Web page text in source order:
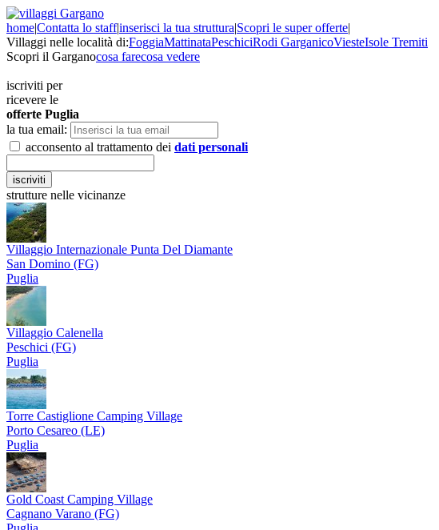
home|Contatta lo staff|inserisci la tua struttura|Scopri le super offerte|
Villaggi nelle località di:FoggiaMattinataPeschiciRodi GarganicoViesteIsole Tremiti
Scopri il Garganocosa farecosa vedere
iscriviti per
ricevere le
offerte Puglia
la tua email:
acconsento al trattamento dei dati personali
strutture nelle vicinanze
Villaggio Internazionale Punta Del Diamante
San Domino (FG)
Puglia
Villaggio Calenella
Peschici (FG)
Puglia
Torre Castiglione Camping Village
Porto Cesareo (LE)
Puglia
Gold Coast Camping Village
Cagnano Varano (FG)